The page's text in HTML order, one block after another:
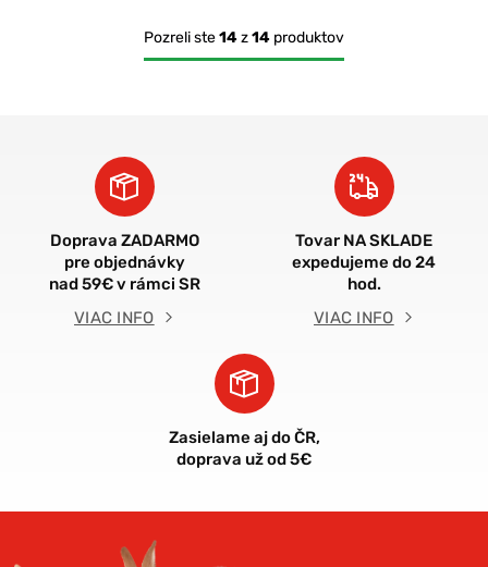
Pozreli ste14z14 produktov
Doprava ZADARMO
pre objednávky
nad 59€ v rámci SR
VIAC INFO
Tovar NA SKLADE
expedujeme do 24
hod.
VIAC INFO
Zasielame aj do ČR,
doprava už od 5€